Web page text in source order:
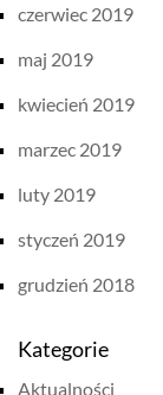
czerwiec 2019
maj 2019
kwiecień 2019
marzec 2019
luty 2019
styczeń 2019
grudzień 2018
Kategorie
Aktualności